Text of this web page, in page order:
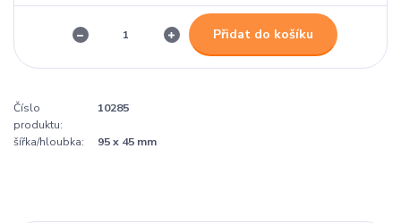
Přidat do košíku
Číslo
produktu:
10285
šířka/hloubka: 95 x 45 mm